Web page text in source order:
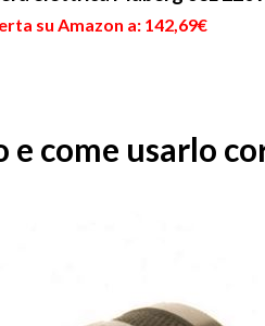
su Amazon a: 142,69€
e come usarlo